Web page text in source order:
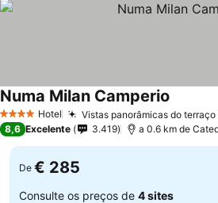
4 EstrelasHotel Vistas panorâmicas do
Numa Milan Camperio
8,6 Excelente 3.419 a 0.6 km de
De € 285
Consulte os preços de 4 sites